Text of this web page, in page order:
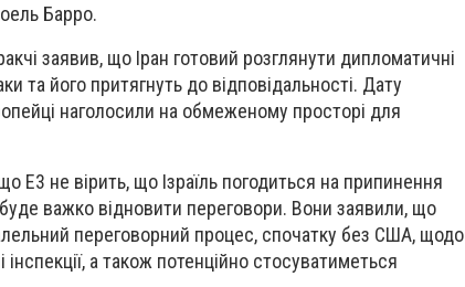
Барро.
заявив, що Іран готовий розглянути дипломатичні
та його притягнуть до відповідальності. Дату
наголосили на обмеженому просторі для
E3 не вірить, що Ізраїль погодиться на припинення
важко відновити переговори. Вони заявили, що
переговорний процес, спочатку без США, щодо
а також потенційно стосуватиметься